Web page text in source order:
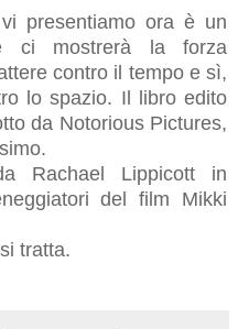
presentiamo ora è un
ci mostrerà la forza
contro il tempo e sì,
lo spazio. Il libro edito
da Notorious Pictures,
Rachael Lippicott in
del film Mikki
tratta.